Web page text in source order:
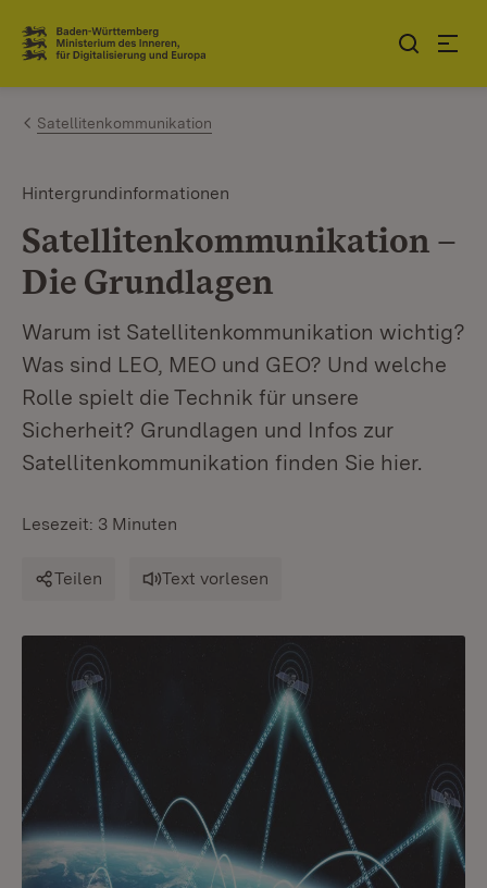
Zum Inhalt springen
Link zur Startseite
Satellitenkommunikation
Hintergrundinformationen
Satellitenkommunikation –
Die Grundlagen
Warum ist Satellitenkommunikation wichtig?
Was sind LEO, MEO und GEO? Und welche
Rolle spielt die Technik für unsere
Sicherheit? Grundlagen und Infos zur
Satellitenkommunikation finden Sie hier.
Lesezeit: 3 Minuten
Teilen Text vorlesen